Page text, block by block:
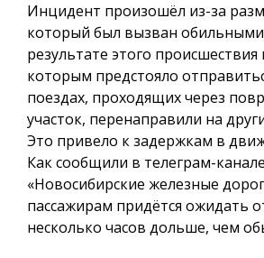
Инцидент произошёл из-за
который был вызван
результате этого происшествия
которым предстояло
поездах, проходящих через
участок, перенаправили на
Это привело к задержкам в
Как сообщили в телеграм-канале
«Новосибирские железные
пассажирам придётся ожидать
несколько часов дольше, чем